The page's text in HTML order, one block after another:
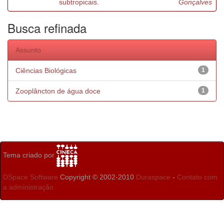
subtropicais.
Gonçalves
Busca refinada
Assunto
1
Ciências Biológicas
1
Zooplâncton de água doce
Tema criado por
DSpace Software Copyright © 2002-2010 Duraspace - Contato com
a administração